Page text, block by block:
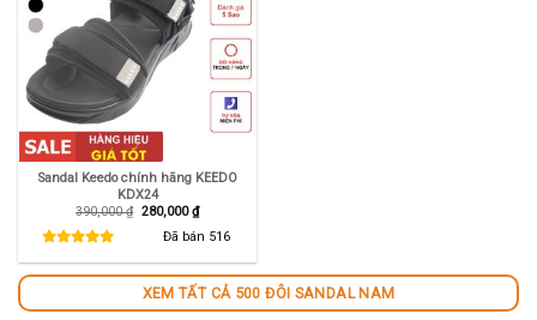
Sandal Keedo chính hãng KEEDO
KDX24
390,000₫ Giá
280,000₫Giá
hiện
tại
Đã bán 516
XEM TẤT CẢ 500 ĐÔI SANDAL NAM